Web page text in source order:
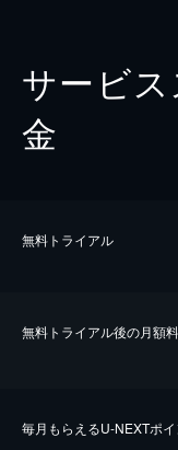
サービ
金
無料トライアル
無料トライアル後の⽉額
毎⽉もらえるU-NEXTポイ